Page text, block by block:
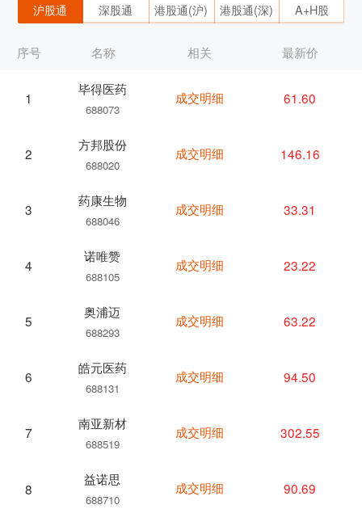
沪股通 深股通 港股通(沪) 港股通(深) A+H股
序号 名称
1
毕得医药
688073
2
方邦股份
688020
3
药康生物
688046
4
诺唯赞
688105
5
奥浦迈
688293
6
皓元医药
688131
7
南亚新材
688519
8
益诺思
688710
相关 最新价
成交明细 61.60
成交明细 146.16
成交明细 33.31
成交明细 23.22
成交明细 63.22
成交明细 94.50
成交明细 302.55
成交明细 90.69